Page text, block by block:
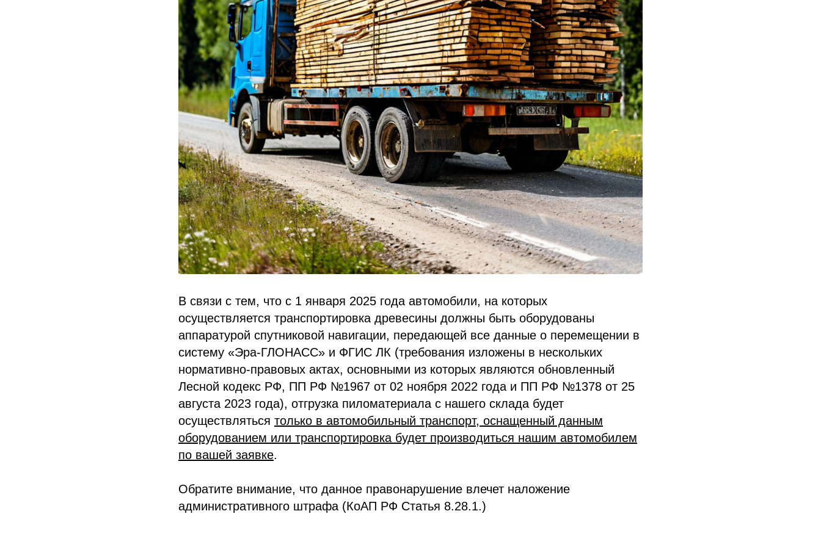
В связи с тем, что с 1 января 2025 года автомобили, на которых
осуществляется транспортировка древесины должны быть оборудованы
аппаратурой спутниковой навигации, передающей все данные о перемещении в
систему «Эра-ГЛОНАСС» и ФГИС ЛК (требования изложены в нескольких
нормативно-правовых актах, основными из которых являются обновленный
Лесной кодекс РФ, ПП РФ №1967 от 02 ноября 2022 года и ПП РФ №1378 от 25
августа 2023 года), отгрузка пиломатериала с нашего склада будет
осуществляться только в автомобильный транспорт, оснащенный данным
оборудованием или транспортировка будет производиться нашим автомобилем
по вашей заявке.
Обратите внимание, что данное правонарушение влечет наложение
административного штрафа (КоАП РФ Статья 8.28.1.)